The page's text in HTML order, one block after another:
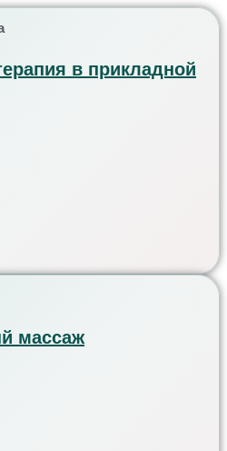
в прикладной
массаж